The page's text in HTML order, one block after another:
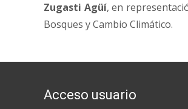
Zugasti Agüí, en
Bosques y Cambio Climático.
Acceso usuario